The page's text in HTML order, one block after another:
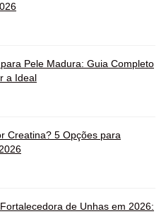
Pele Madura: Guia Completo
a Ideal
Creatina? 5 Opções para
de Unhas em 2026: